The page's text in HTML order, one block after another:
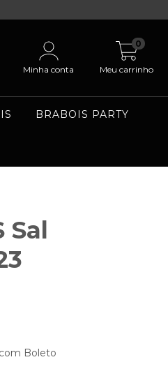
Minha conta Meu carrinho
0
BRABOIS PARTY
Sal
Boleto